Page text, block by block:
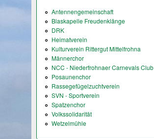
Antennengemeinschaft
Blaskapelle Freudenklänge
DRK
Heimatverein
Kulturverein Rittergut Mittelfrohna
Männerchor
NCC - Niederfrohnaer Carnevals Club
Posaunenchor
Rassegefügelzuchtverein
SVN - Sportverein
Spatzenchor
Volkssolidarität
Wetzelmühle